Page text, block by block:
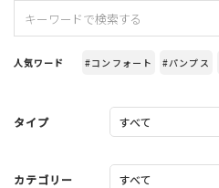
人気ワード #コンフォート #パンプス
タイプ
カテゴリー